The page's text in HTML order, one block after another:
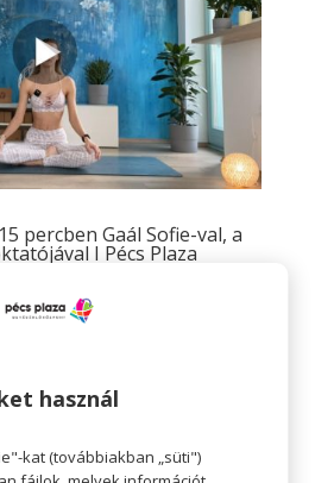
percben Gaál Sofie-val, a
I Pécs Plaza
videó
a 15 perces energetizáló
csak egy matracra és
használ
kat (továbbiakban „süti")